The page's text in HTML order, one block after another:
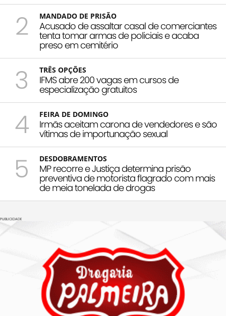
2 MANDADO DE PRISÃO
Acusado de assaltar casal de comerciantes
tenta tomar armas de policiais e acaba
preso em cemitério
3 TRÊS OPÇÕES
IFMS abre 200 vagas em cursos de
especialização gratuitos
4 FEIRA DE DOMINGO
Irmãs aceitam carona de vendedores e são
vítimas de importunação sexual
5 DESDOBRAMENTOS
MP recorre e Justiça determina prisão
preventiva de motorista flagrado com mais
de meia tonelada de drogas
PUBLICIDADE